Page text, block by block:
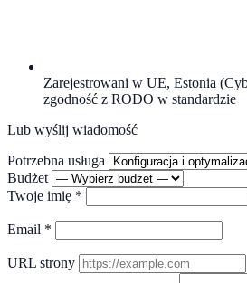
Zarejestrowani w UE, Estonia
zgodność z RODO w standardzie
Lub wyślij wiadomość
Potrzebna usługa
Budżet
Twoje imię *
Email *
URL strony